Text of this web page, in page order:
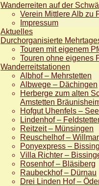
Wanderreiten auf der
Verein Mittlere Alb zu
Impressum
Aktuelles
Durchorganisierte
Touren mit eigenem
Touren ohne eigenes
Wanderreitstationen
Albhof – Mehrstetten
Albwege – Dächingen
Herberge zum alten
Amstetten
Hofgut Uhenfels –
Lindenhof –
Reitzeit – Münsingen
Reuschelhof –
Ponyexpress –
Villa Richter –
Rosenhof – Bläsiberg
Raubeckhof – Dürnau
Drei Linden Hof –